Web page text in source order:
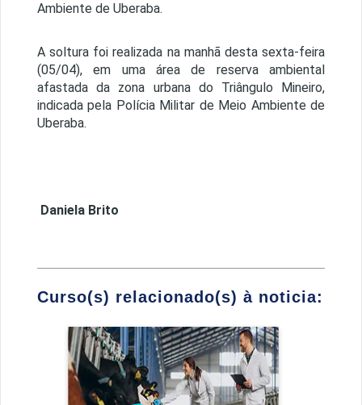
Ambiente de Uberaba.
A soltura foi realizada na manhã desta sexta-feira
(05/04), em uma área de reserva ambiental
afastada da zona urbana do Triângulo Mineiro,
indicada pela Polícia Militar de Meio Ambiente de
Uberaba.
Daniela Brito
Curso(s) relacionado(s) à noticia:
Medicina Veterinária
Detalhes do curso